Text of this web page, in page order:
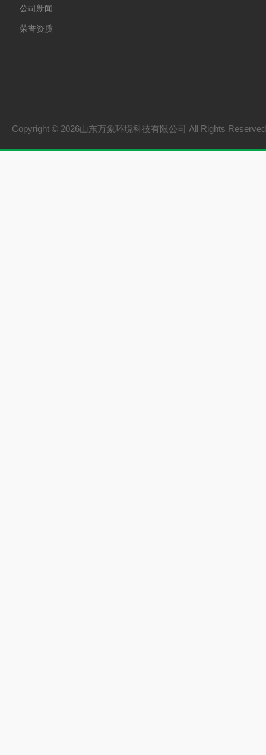
公司新闻
荣誉资质
Copyright © 2026山东万象环境科技有限公司 All Rights